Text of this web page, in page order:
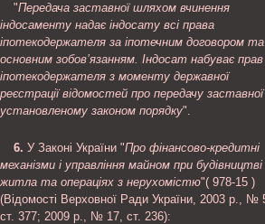
"Передача заставної шляхом вчинення
індосаменту надає індосату всі права
іпотекодержателя за іпотечним договором та
основним зобов’язанням. Індосат набуває прав
іпотекодержателя з моменту державної
реєстрації відомостей про передачу
установленому законом порядку".
6. У Законі України "Про фінансово-кредитні
механізми і управління майном при будівництві
житла та операціях з нерухомістю"( 978-15 )
(Відомості Верховної Ради України, 2003 р., №
ст. 377; 2009 р., № 17, ст. 236):